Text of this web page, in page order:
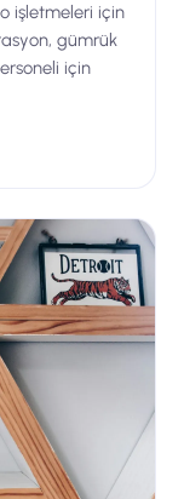
işletmeleri için
gümrük
için